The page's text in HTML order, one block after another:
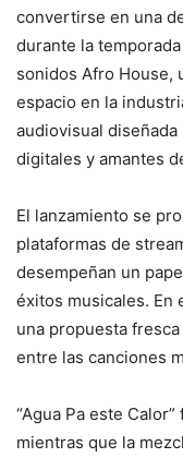
convertirse en una
durante la
sonidos Afro House,
espacio en la
audiovisual
digitales y amantes
El lanzamiento se
plataformas de
desempeñan un
éxitos musicales. En
una propuesta
entre las canciones
“Agua Pa este
mientras que la